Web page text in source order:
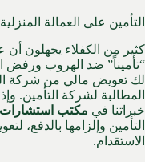
التأمين على العمالة
كثير من الكفلاء يجهلون أن
“تأميناً” ضد الهروب ورفض
لك تعويض مالي من شركة
المطالبة لشركة التأمين.
خبراتنا في مكتب استشارات
التأمين وإلزامها بالدفع،
الاستقدام.